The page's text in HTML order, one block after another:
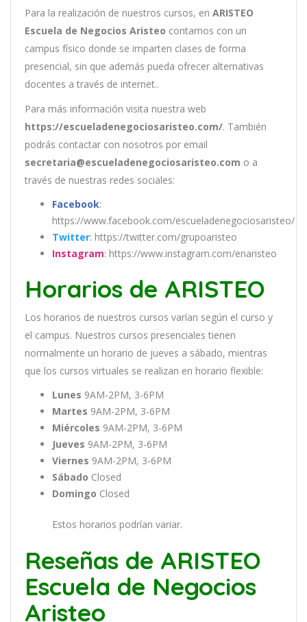
Para la realización de nuestros cursos, en ARISTEO
Escuela de Negocios Aristeo contamos con un
campus físico donde se imparten clases de forma
presencial, sin que además pueda ofrecer alternativas
docentes a través de internet..
Para más información visita nuestra web
https://escueladenegociosaristeo.com/. También
podrás contactar con nosotros por email
secretaria@escueladenegociosaristeo.com o a
través de nuestras redes sociales:
Facebook:
https://www.facebook.com/escueladenegociosaristeo/
Twitter: https://twitter.com/grupoaristeo
Instagram: https://www.instagram.com/enaristeo
Horarios de ARISTEO
Los horarios de nuestros cursos varían según el curso y
el campus. Nuestros cursos presenciales tienen
normalmente un horario de jueves a sábado, mientras
que los cursos virtuales se realizan en horario flexible:
Lunes 9AM-2PM, 3-6PM
Martes 9AM-2PM, 3-6PM
Miércoles 9AM-2PM, 3-6PM
Jueves 9AM-2PM, 3-6PM
Viernes 9AM-2PM, 3-6PM
Sábado Closed
Domingo Closed
Estos horarios podrían variar.
Reseñas de ARISTEO
Escuela de Negocios
Aristeo